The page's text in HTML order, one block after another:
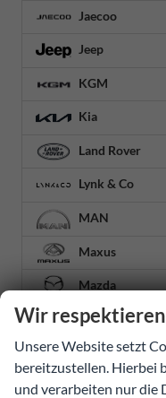
Jaecoo
Jeep
KGM
Kia
Land Rover
Lynk & Co
MAN
Maxus
Mazda
Mercedes-Benz
MG
MINI
Wir
Unsere Website setzt
bereitzustellen. Hierbei
und verarbeiten nur die